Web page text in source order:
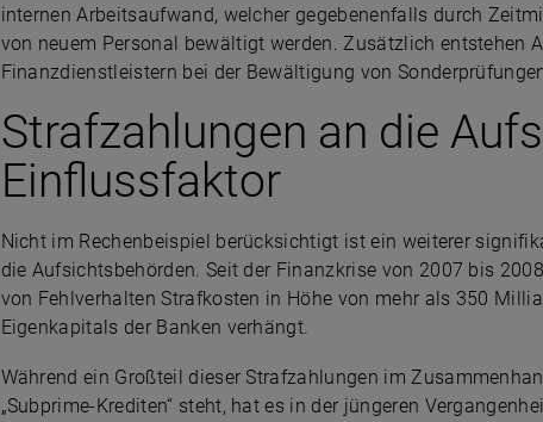
internen Arbeitsaufwand, welcher gegebenenfalls durch
von neuem Personal bewältigt werden. Zusätzlich entstehen
Finanzdienstleistern bei der Bewältigung von
Strafzahlungen an die
Einflussfaktor
Nicht im Rechenbeispiel berücksichtigt ist ein weiterer
die Aufsichtsbehörden. Seit der Finanzkrise von 2007 bis
von Fehlverhalten Strafkosten in Höhe von mehr als 350
Eigenkapitals der Banken verhängt.
Während ein Großteil dieser Strafzahlungen im
„Subprime-Krediten“ steht, hat es in der jüngeren